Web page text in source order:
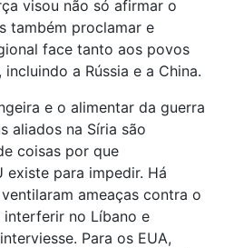
visou não só afirmar o
também proclamar e
face tanto aos povos
a Rússia e a China.
e o alimentar da guerra
aliados na Síria são
coisas por que
existe para impedir. Há
ameaças contra o
no Líbano e
Para os EUA,